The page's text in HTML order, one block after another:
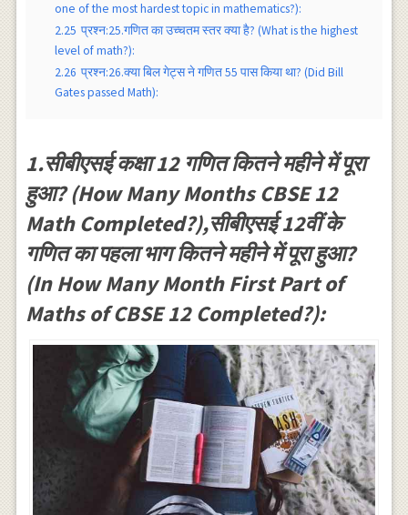
one of the most hardest topic in mathematics?):
2.25 प्रश्न:25.गणित का उच्चतम स्तर क्या है? (What is the highest
level of math?):
2.26 प्रश्न:26.क्या बिल गेट्स ने गणित 55 पास किया था? (Did Bill
Gates passed Math):
1.सीबीएसई कक्षा 12 गणित कितने महीने में पूरा
हुआ? (How Many Months CBSE 12
Math Completed?),सीबीएसई 12वीं के
गणित का पहला भाग कितने महीने में पूरा हुआ?
(In How Many Month First Part of
Maths of CBSE 12 Completed?):